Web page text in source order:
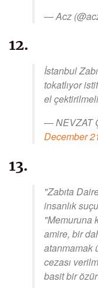
— Acz
12.
İstanbul
tokatlıyor
el
— NEVZAT
December
13.
"Zabıta
insanlık
"Memuruna
amire, bir
atanmamak
cezası
basit bir